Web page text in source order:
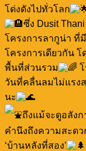
โด่งดังไปทั่วโลก
ซึ่ง Dusit
โครงการลากูน่า ที่
โครงการเดียวกัน
พื้นที่ส่วนรวม
วันที่คลื่นลมไม่แรง
นะ
ถึงแม้จะดูอลัง
คำนึงถึงความสะด
‘บ้านหลังที่สอง’